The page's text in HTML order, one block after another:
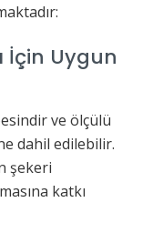
İçin Uygun
ve ölçülü
dahil edilebilir.
şekeri
katkı